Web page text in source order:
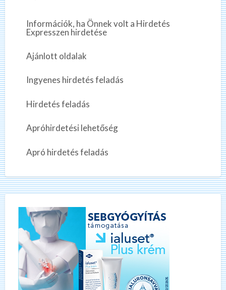
Információk, ha Önnek volt a Hirdetés
Expresszen hirdetése
Ajánlott oldalak
Ingyenes hirdetés feladás
Hirdetés feladás
Apróhirdetési lehetőség
Apró hirdetés feladás